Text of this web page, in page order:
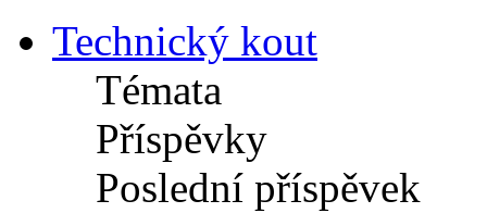
Technický kout
Témata
Příspěvky
Poslední příspěvek